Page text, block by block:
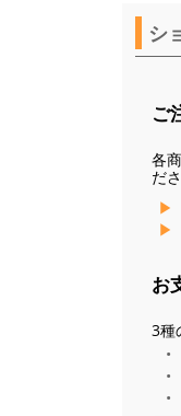
シ
ご
各
ださ
お
3種